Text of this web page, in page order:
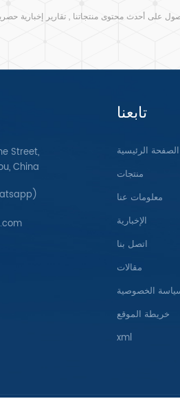
على أحدث محتوى منتجاتنا , تقارير إخبارية
Street,
China
تابعنا
الصفحة الرئيسية
منتجات
معلومات عنا
الإخبارية
اتصل بنا
مقالات
الخصوصية
خريطة الموقع
xml